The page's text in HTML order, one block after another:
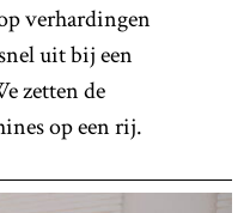
verhardingen
uit bij een
zetten de
op een rij.